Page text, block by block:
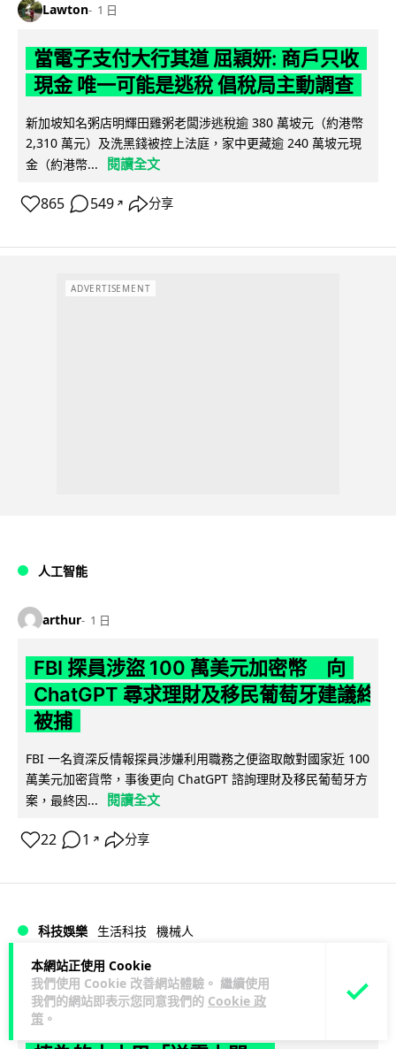
本網站正使用 Cookie
我們使用 Cookie 改善網站體驗。 繼續使用
我們的網站即表示您同意我們的 Cookie 政
策 。
Lawton 1 日
當電子支付大行其道 屈穎妍: 商戶只收
現金 唯一可能是逃稅 倡稅局主動調查
新加坡知名粥店明輝田雞粥老闆涉逃稅逾 380 萬坡元（約港幣
2,310 萬元）及洗黑錢被控上法庭，家中更藏逾 240 萬坡元現
金（約港幣...
閱讀全文
865 549 ↗ 分享
ADVERTISEMENT
人工智能
arthur 1 日
FBI 探員涉盜 100 萬美元加密幣 向
ChatGPT 尋求理財及移民葡萄牙建議終
被捕
FBI 一名資深反情報探員涉嫌利用職務之便盜取敵對國家近 100
萬美元加密貨幣，事後更向 ChatGPT 諮詢理財及移民葡萄牙方
案，最終因...
閱讀全文
22 1 ↗ 分享
科技娛樂 生活科技 機械人
arthur 1 日
Powerman 移動充電機械人登港 免鋪